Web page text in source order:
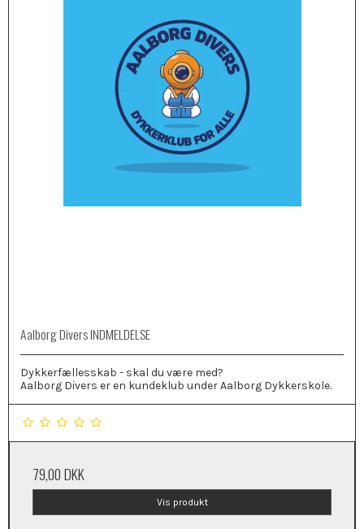
Aalborg Divers INDMELDELSE
Dykkerfællesskab - skal du være med?
Aalborg Divers er en kundeklub under Aalborg Dykkerskole.
79,00 DKK
Vis produkt